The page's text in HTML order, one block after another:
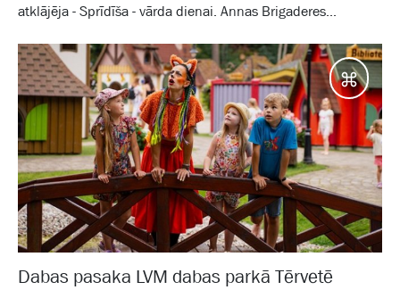
atklājēja - Sprīdīša - vārda dienai. Annas Brigaderes...
Dabas pasaka LVM dabas parkā Tērvetē